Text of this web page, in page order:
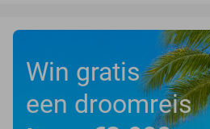
Win gratis
een droomreis